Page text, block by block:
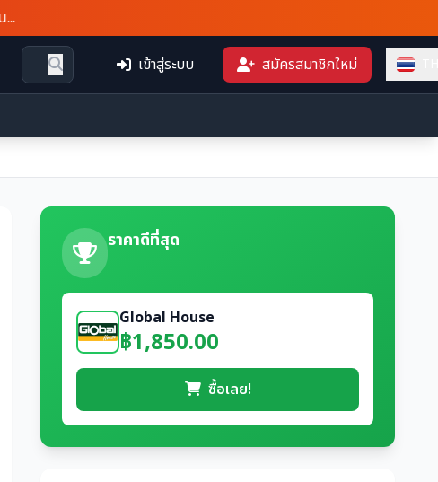
เข้าสู่ระบบ สมัครสมาชิกใหม่
ราคาดีที่สุด
Global House
฿1,850.00
ซื้อเลย!